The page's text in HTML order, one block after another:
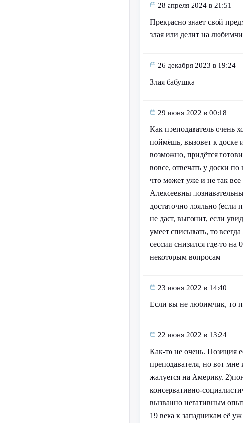
28 апреля 2024 в 21:51
Прекрасно знает свой
злая или делит на
26 декабря 2023 в 19:24
Злая бабушка
29 июня 2022 в 00:18
Как преподаватель очень
поймёшь, вызовет к доске
возможно, придётся
вовсе, отвечать у доски по
что может уже и не так
Алексеевны
достаточно лояльно (если
не даст, выгонит, если
умеет списывать, то
сессии снизился где-то на
некоторым вопросам
23 июня 2022 в 14:40
Если вы не любимчик, то
22 июня 2022 в 13:24
Как-то не очень. Позиция
преподавателя, но вот
жалуется на Америку.
консервативно-
вызванно негативным
19 века к западникам её